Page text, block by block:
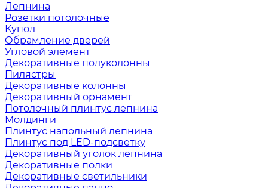
Лепнина
Розетки потолочные
Купол
Обрамление дверей
Угловой элемент
Декоративные полуколонны
Пилястры
Декоративные колонны
Декоративный орнамент
Потолочный плинтус лепнина
Молдинги
Плинтус напольный лепнина
Плинтус под LED-подсветку
Декоративный уголок лепнина
Декоративные полки
Декоративные светильники